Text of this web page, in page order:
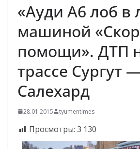
«Ауди А6 лоб в
машиной
помощи». ДТП
трассе Сургут
Салехард
28.01.2015 tyumentimes
Просмотры: 3 130